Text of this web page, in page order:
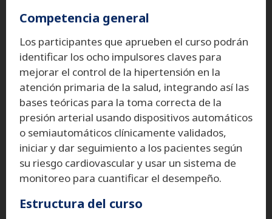
Competencia general
Los participantes que aprueben el curso podrán
identificar los ocho impulsores claves para
mejorar el control de la hipertensión en la
atención primaria de la salud, integrando así las
bases teóricas para la toma correcta de la
presión arterial usando dispositivos automáticos
o semiautomáticos clínicamente validados,
iniciar y dar seguimiento a los pacientes según
su riesgo cardiovascular y usar un sistema de
monitoreo para cuantificar el desempeño.
Estructura del curso